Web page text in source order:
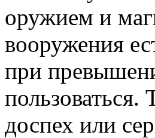
оружием и
вооружения
при
пользоваться.
доспех или